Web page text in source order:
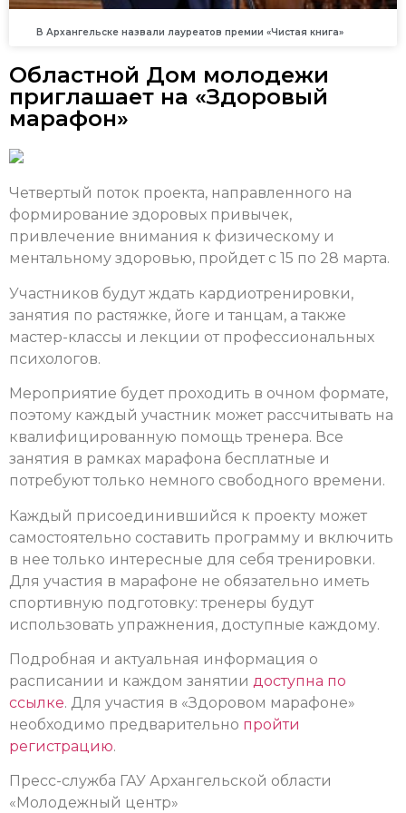
В Архангельске назвали лауреатов премии «Чистая книга»
Областной Дом молодежи
приглашает на «Здоровый
марафон»
Четвертый поток проекта, направленного на
формирование здоровых привычек,
привлечение внимания к физическому и
ментальному здоровью, пройдет с 15 по 28 марта.
Участников будут ждать кардиотренировки,
занятия по растяжке, йоге и танцам, а также
мастер-классы и лекции от профессиональных
психологов.
Мероприятие будет проходить в очном формате,
поэтому каждый участник может рассчитывать на
квалифицированную помощь тренера. Все
занятия в рамках марафона бесплатные и
потребуют только немного свободного времени.
Каждый присоединившийся к проекту может
самостоятельно составить программу и включить
в нее только интересные для себя тренировки.
Для участия в марафоне не обязательно иметь
спортивную подготовку: тренеры будут
использовать упражнения, доступные каждому.
Подробная и актуальная информация о
расписании и каждом занятии доступна по
ссылке. Для участия в «Здоровом марафоне»
необходимо предварительно пройти
регистрацию.
Пресс-служба ГАУ Архангельской области
«Молодежный центр»